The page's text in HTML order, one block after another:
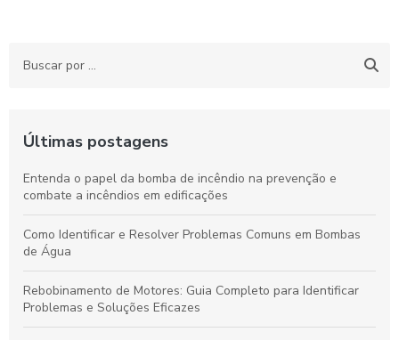
Últimas postagens
Entenda o papel da bomba de incêndio na prevenção e
combate a incêndios em edificações
Como Identificar e Resolver Problemas Comuns em Bombas
de Água
Rebobinamento de Motores: Guia Completo para Identificar
Problemas e Soluções Eficazes